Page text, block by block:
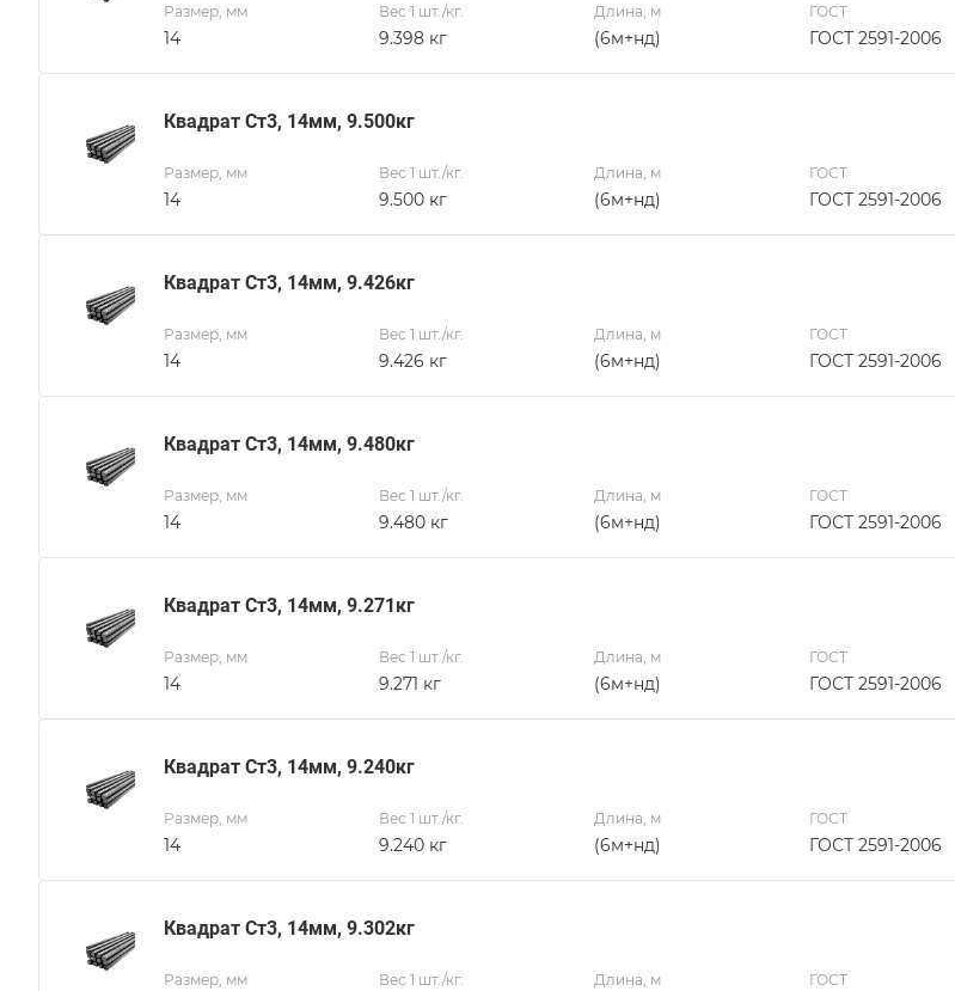
Размер, мм
14
Вес 1 шт./кг.
9.398 кг
Длина, м
(6м+нд)
ГОСТ
ГОСТ 2591-2006
Квадрат Ст3, 14мм, 9.500кг
Размер, мм
14
Вес 1 шт./кг.
9.500 кг
Длина, м
(6м+нд)
ГОСТ
ГОСТ 2591-2006
Квадрат Ст3, 14мм, 9.426кг
Размер, мм
14
Вес 1 шт./кг.
9.426 кг
Длина, м
(6м+нд)
ГОСТ
ГОСТ 2591-2006
Квадрат Ст3, 14мм, 9.480кг
Размер, мм
14
Вес 1 шт./кг.
9.480 кг
Длина, м
(6м+нд)
ГОСТ
ГОСТ 2591-2006
Квадрат Ст3, 14мм, 9.271кг
Размер, мм
14
Вес 1 шт./кг.
9.271 кг
Длина, м
(6м+нд)
ГОСТ
ГОСТ 2591-2006
Квадрат Ст3, 14мм, 9.240кг
Размер, мм
14
Вес 1 шт./кг.
9.240 кг
Длина, м
(6м+нд)
ГОСТ
ГОСТ 2591-2006
Квадрат Ст3, 14мм, 9.302кг
Размер, мм Вес 1 шт./кг. Длина, м ГОСТ